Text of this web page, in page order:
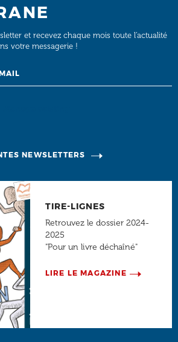
et recevez chaque mois toute l’actualité
votre messagerie !
NEWSLETTERS
TIRE-LIGNES
Retrouvez le dossier 2024-
2025
"Pour un livre déchaîné"
LIRE LE MAGAZINE